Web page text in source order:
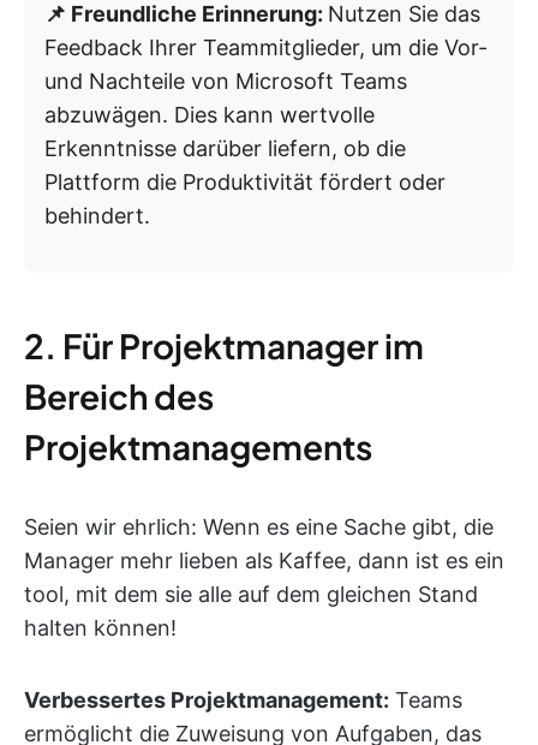
📌 Freundliche Erinnerung: Nutzen Sie das
Feedback Ihrer Teammitglieder, um die Vor-
und Nachteile von Microsoft Teams
abzuwägen. Dies kann wertvolle
Erkenntnisse darüber liefern, ob die
Plattform die Produktivität fördert oder
behindert.
2. Für Projektmanager im
Bereich des
Projektmanagements
Seien wir ehrlich: Wenn es eine Sache gibt, die
Manager mehr lieben als Kaffee, dann ist es ein
tool, mit dem sie alle auf dem gleichen Stand
halten können!
Verbessertes Projektmanagement: Teams
ermöglicht die Zuweisung von Aufgaben, das